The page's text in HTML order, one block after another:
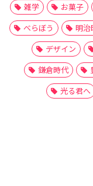
雑学
お菓子
べらぼう
明治
デザイン
鎌倉時代
光る君へ